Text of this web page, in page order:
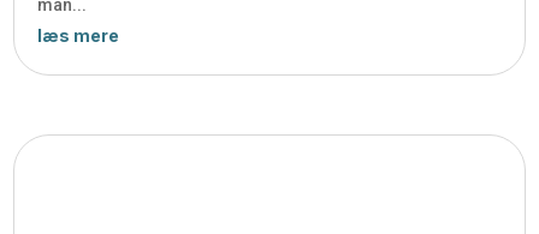
man...
læs mere